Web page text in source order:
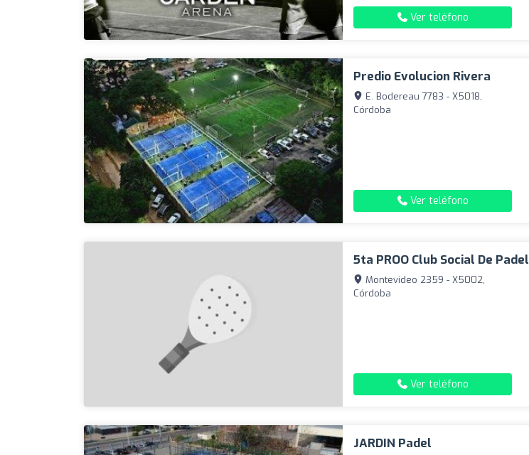
Ver teléfono
Predio Evolucion Rivera
E. Bodereau 7783 - X5018,
Córdoba
Ver teléfono
5ta PROO Club Social De Padel
Montevideo 2359 - X5002,
Córdoba
Ver teléfono
JARDIN Padel